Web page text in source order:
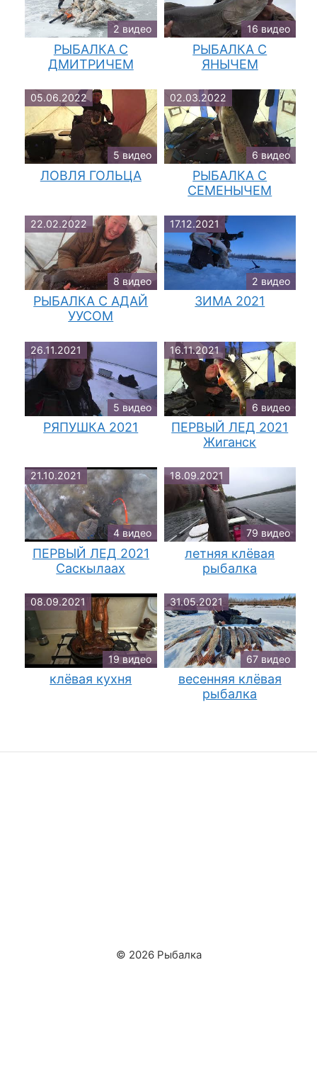
2 видео
РЫБАЛКА С
ДМИТРИЧЕМ
16 видео
РЫБАЛКА С
ЯНЫЧЕМ
05.06.2022
5 видео
ЛОВЛЯ ГОЛЬЦА
02.03.2022
6 видео
РЫБАЛКА С
СЕМЕНЫЧЕМ
22.02.2022
8 видео
РЫБАЛКА С АДАЙ
УУСОМ
17.12.2021
2 видео
ЗИМА 2021
26.11.2021
5 видео
РЯПУШКА 2021
16.11.2021
6 видео
ПЕРВЫЙ ЛЕД 2021
Жиганск
21.10.2021
4 видео
ПЕРВЫЙ ЛЕД 2021
Саскылаах
18.09.2021
79 видео
летняя клёвая
рыбалка
08.09.2021
19 видео
клёвая кухня
31.05.2021
67 видео
весенняя клёвая
рыбалка
© 2026 Рыбалка